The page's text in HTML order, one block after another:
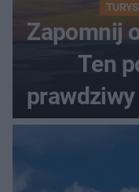
Zapomnij
Ten